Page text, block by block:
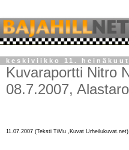
keskiviikko 11.
Kuvaraportti Nitro
08.7.2007, Alastaro
11.07.2007 (Teksti TiMu ,Kuvat Urheilukuvat.net)